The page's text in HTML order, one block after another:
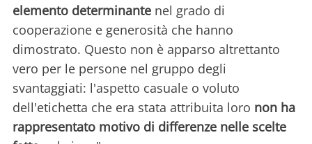
elemento determinante nel grado di
cooperazione e generosità che hanno
dimostrato. Questo non è apparso altrettanto
vero per le persone nel gruppo degli
svantaggiati: l'aspetto casuale o voluto
dell'etichetta che era stata attribuita loro non ha
rappresentato motivo di differenze nelle scelte